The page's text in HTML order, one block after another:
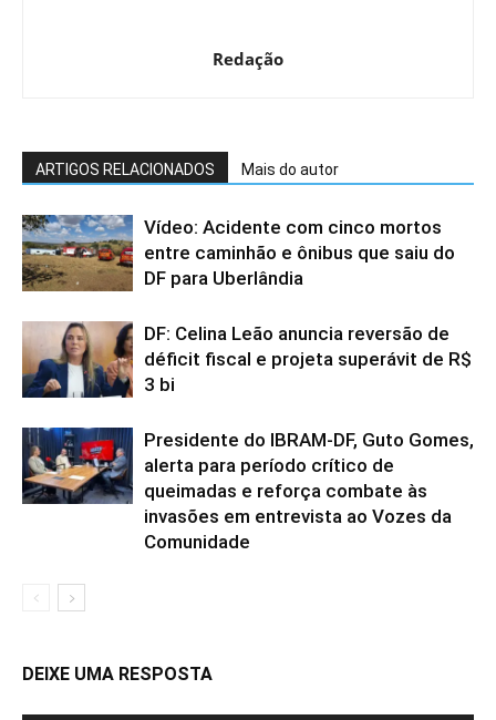
Redação
ARTIGOS RELACIONADOS Mais do autor
Vídeo: Acidente com cinco mortos
entre caminhão e ônibus que saiu do
DF para Uberlândia
DF: Celina Leão anuncia reversão de
déficit fiscal e projeta superávit de R$
3 bi
Presidente do IBRAM-DF, Guto Gomes,
alerta para período crítico de
queimadas e reforça combate às
invasões em entrevista ao Vozes da
Comunidade
DEIXE UMA RESPOSTA